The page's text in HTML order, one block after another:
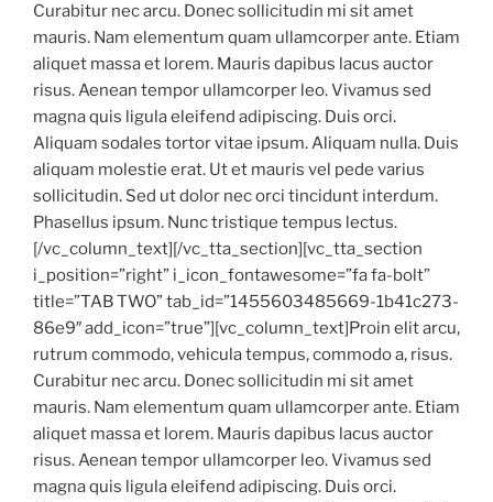
Curabitur nec arcu. Donec sollicitudin mi sit amet
mauris. Nam elementum quam ullamcorper ante. Etiam
aliquet massa et lorem. Mauris dapibus lacus auctor
risus. Aenean tempor ullamcorper leo. Vivamus sed
magna quis ligula eleifend adipiscing. Duis orci.
Aliquam sodales tortor vitae ipsum. Aliquam nulla. Duis
aliquam molestie erat. Ut et mauris vel pede varius
sollicitudin. Sed ut dolor nec orci tincidunt interdum.
Phasellus ipsum. Nunc tristique tempus lectus.
[/vc_column_text][/vc_tta_section][vc_tta_section
i_position=”right” i_icon_fontawesome=”fa fa-bolt”
title=”TAB TWO” tab_id=”1455603485669-1b41c273-
86e9″ add_icon=”true”][vc_column_text]Proin elit arcu,
rutrum commodo, vehicula tempus, commodo a, risus.
Curabitur nec arcu. Donec sollicitudin mi sit amet
mauris. Nam elementum quam ullamcorper ante. Etiam
aliquet massa et lorem. Mauris dapibus lacus auctor
risus. Aenean tempor ullamcorper leo. Vivamus sed
magna quis ligula eleifend adipiscing. Duis orci.